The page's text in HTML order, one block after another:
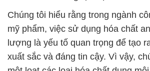
một loạt các loại hóa chất dung
đảm bảo sự đa dạng và phù hợp
Đồng thời, chúng tôi luôn đầu tư
phát triển để đáp ứng những thách
ngày càng cao trong ngành công